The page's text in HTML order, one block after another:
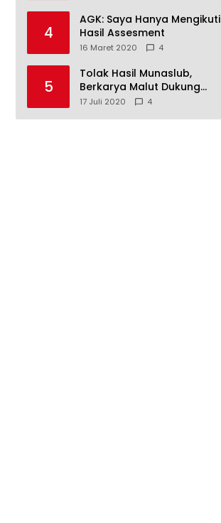
4
AGK: Saya Hanya Mengikuti
Hasil Assesment
16 Maret 2020 4
5
Tolak Hasil Munaslub,
Berkarya Malut Dukung
Tommy Soeharto
17 Juli 2020 4